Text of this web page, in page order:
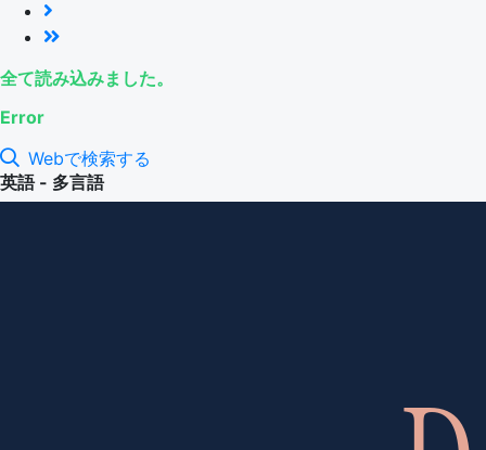
全て読み込みました。
Error
Webで検索する
英語 - 多言語